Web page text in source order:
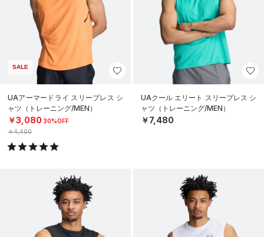
SALE
UAアーマードライ スリーブレス シ
ャツ（トレーニング/MEN）
￥3,080 30%OFF
￥4,400
UAクール エリート スリーブレス シ
ャツ（トレーニング/MEN）
￥7,480